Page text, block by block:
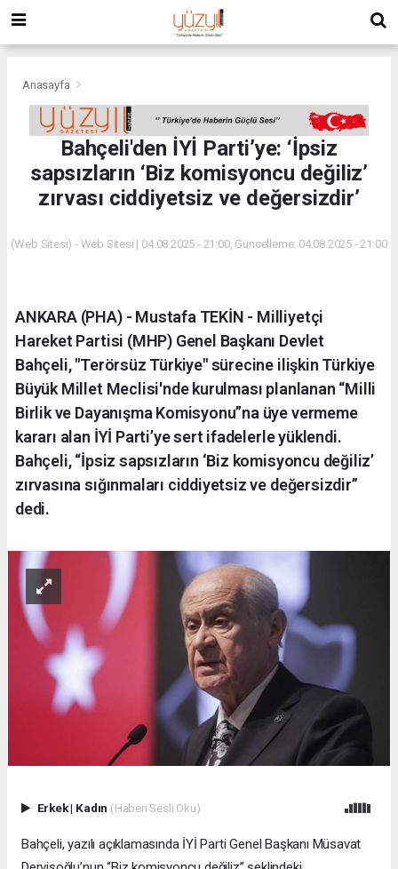
Anasayfa
Bahçeli'den İYİ Parti’ye: ‘İpsiz
sapsızların ‘Biz komisyoncu değiliz’
zırvası ciddiyetsiz ve değersizdir’
(Web Sitesi) - Web Sitesi | 04.08.2025 - 21:00, Güncelleme: 04.08.2025 - 21:00
ANKARA (PHA) - Mustafa TEKİN - Milliyetçi
Hareket Partisi (MHP) Genel Başkanı Devlet
Bahçeli, "Terörsüz Türkiye" sürecine ilişkin Türkiye
Büyük Millet Meclisi'nde kurulması planlanan “Milli
Birlik ve Dayanışma Komisyonu”na üye vermeme
kararı alan İYİ Parti’ye sert ifadelerle yüklendi.
Bahçeli, “İpsiz sapsızların ‘Biz komisyoncu değiliz’
zırvasına sığınmaları ciddiyetsiz ve değersizdir”
dedi.
Erkek| Kadın (Haberi Sesli Oku)
Bahçeli, yazılı açıklamasında İYİ Parti Genel Başkanı Müsavat